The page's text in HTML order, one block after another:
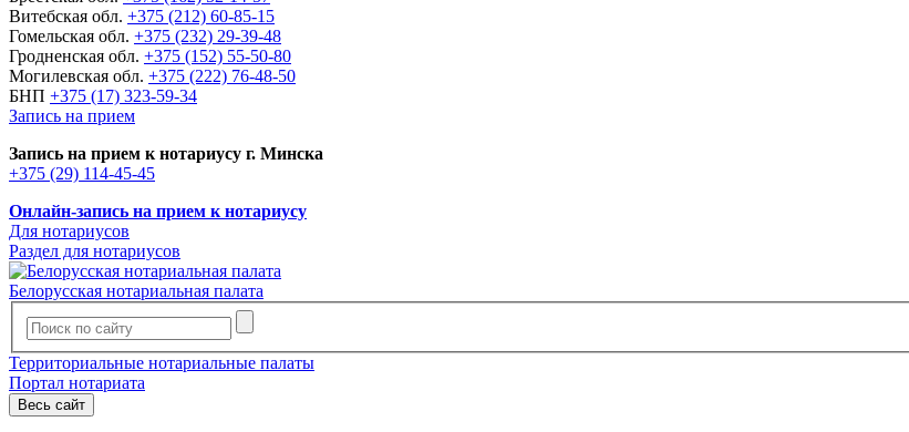
Витебская обл. +375 (212) 60-85-15
Гомельская обл. +375 (232) 29-39-48
Гродненская обл. +375 (152) 55-50-80
Могилевская обл. +375 (222) 76-48-50
БНП +375 (17) 323-59-34
Запись на прием
Запись на прием к нотариусу г. Минска
+375 (29) 114-45-45
Онлайн-запись на прием к нотариусу
Для нотариусов
Раздел для нотариусов
Белорусская нотариальная палата
Территориальные нотариальные палаты
Портал нотариата
Весь сайт